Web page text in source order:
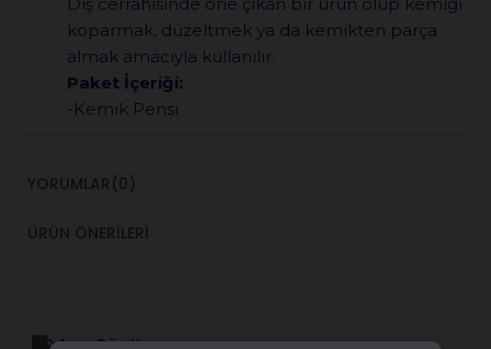
koparmak, düzeltmek ya da kemikten parça
almak amacıyla kullanılır.
Paket İçeriği:
-Kemik Pensi
YORUMLAR (0)
ÜRÜN ÖNERILERI
Aynı Gün Kargo